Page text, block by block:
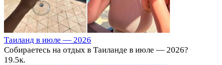
Таиланд в июле — 2026
Собираетесь на отдых в Таиланде в июле — 2026?
19.5к.